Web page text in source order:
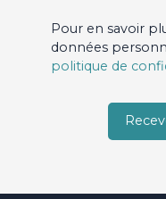
Pour en savoir
données
politique de